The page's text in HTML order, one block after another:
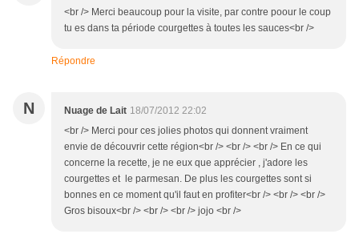
<br /> Merci beaucoup pour la visite, par contre poour le coup
tu es dans ta période courgettes à toutes les sauces<br />
Répondre
N Nuage de Lait 18/07/2012 22:02
<br /> Merci pour ces jolies photos qui donnent vraiment
envie de découvrir cette région<br /> <br /> <br /> En ce qui
concerne la recette, je ne eux que apprécier , j'adore les
courgettes et le parmesan. De plus les courgettes sont si
bonnes en ce moment qu'il faut en profiter<br /> <br /> <br />
Gros bisoux<br /> <br /> <br /> jojo <br />